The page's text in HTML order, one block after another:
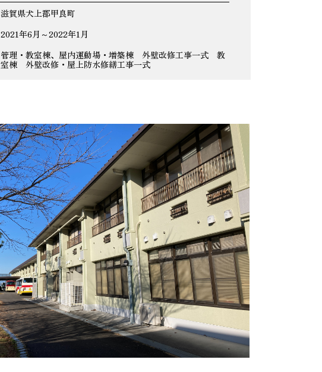
滋賀県犬上郡甲良町
2021年6月～2022年1月
管理・教室棟、屋内運動場・増築棟 外壁改修工事一式 教
室棟 外壁改修・屋上防水修繕工事一式